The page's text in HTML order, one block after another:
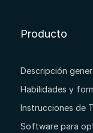
Producto
Descripción
Habilidades y
Instrucciones de
Software para